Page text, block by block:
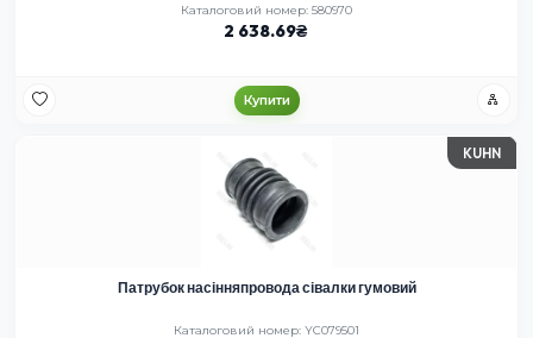
Каталоговий номер: 580970
2 638.69
Купити
KUHN
Патрубок насінняпровода сівалки гумовий
Каталоговий номер: YC079501